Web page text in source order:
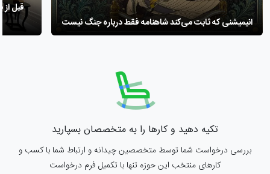
انیمیشنی که ثابت می‌کند شاهنامه فقط درباره جنگ نیست
تکیه دهید و کارها را به متخصصان بسپارید
بررسی درخواست شما توسط متخصصین چیدانه و ارتباط شما با کسب و
کارهای منتخب این حوزه تنها با تکمیل فرم درخواست